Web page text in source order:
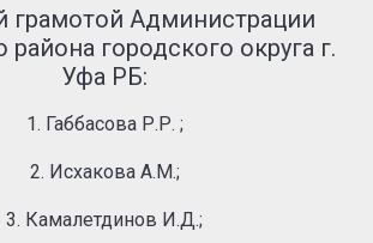
грамотой Администрации
района городского округа г.
Уфа РБ:
1. Габбасова Р.Р. ;
2. Исхакова А.М.;
3. Камалетдинов И.Д.;